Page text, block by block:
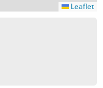
Leaflet